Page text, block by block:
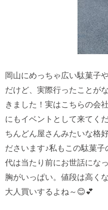
岡山にめっちゃ広い駄菓子
だけど、実際行ったことが
きました！実はこちらの会
にもイベントとして来てく
ちんどん屋さんみたいな格
ださいます♪私もこの駄菓
代は当たり前にお世話にな
胸がいっぱい。値段は高く
大人買いするよね～😊💕